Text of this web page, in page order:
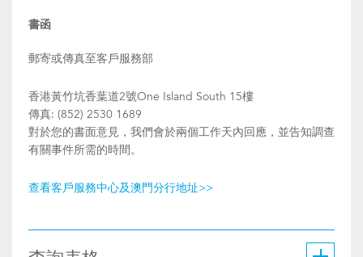
書函
郵寄或傳真至客戶服務部
香港黃竹坑香葉道2號One Island South 15樓
傳真: (852) 2530 1689
對於您的書面意見，我們會於兩個工作天內回應，並告知調查
有關事件所需的時間。
查看客戶服務中心及澳門分行地址>>